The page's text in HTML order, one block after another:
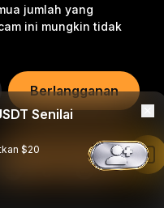
jumlah yang
ini mungkin tidak
Berlangganan
Senilai
$20
Baca di Aplikasi Bybit